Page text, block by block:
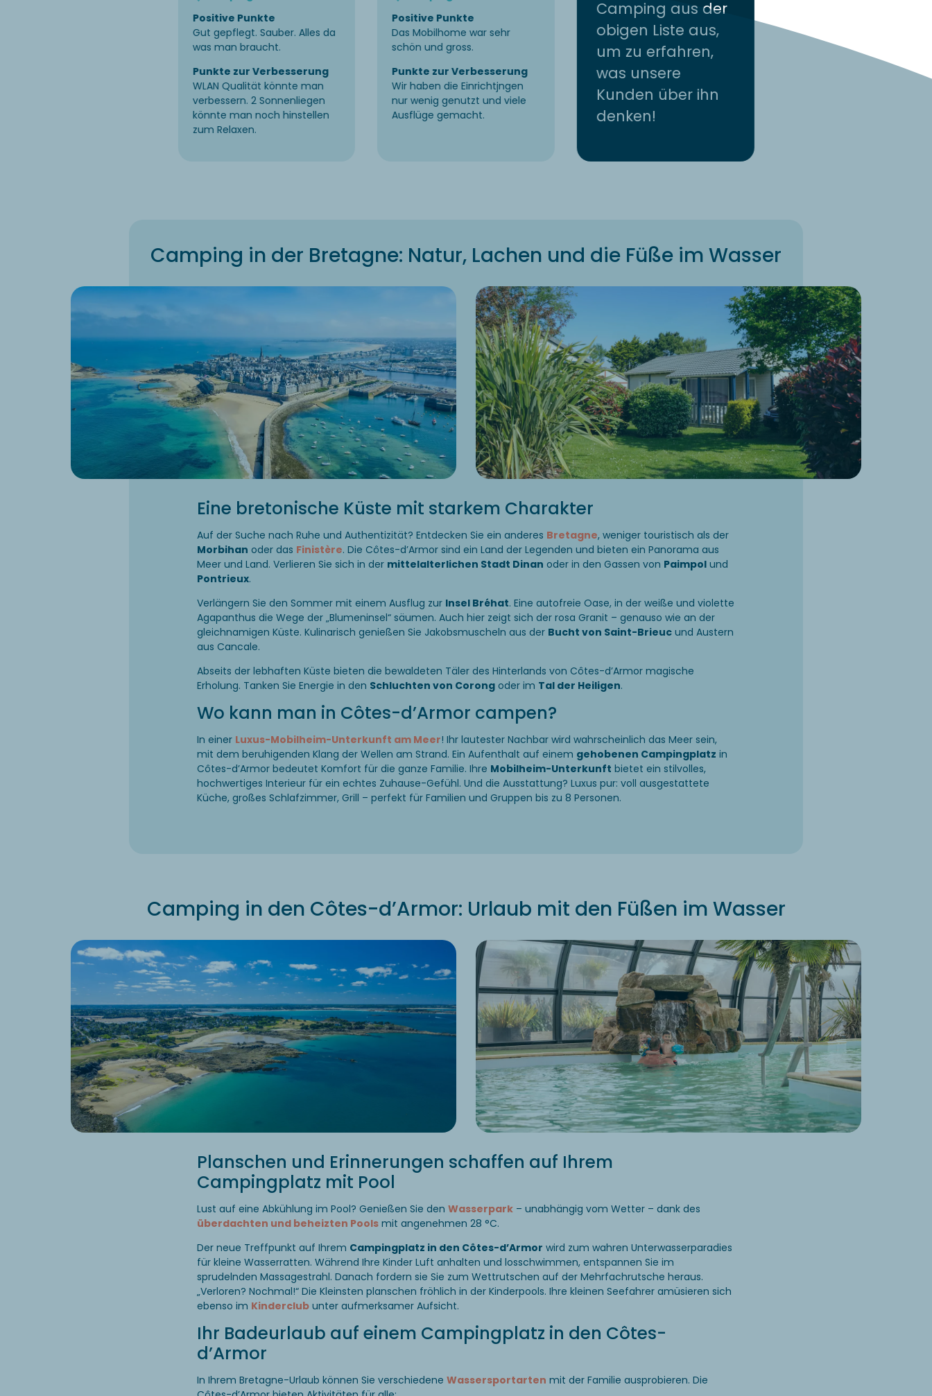
Positive Punkte
Gut gepflegt. Sauber. Alles da
was man braucht.
Punkte zur Verbesserung
WLAN Qualität könnte man
verbessern. 2 Sonnenliegen
könnte man noch hinstellen
zum Relaxen.
Positive Punkte
Das Mobilhome war sehr
schön und gross.
Punkte zur Verbesserung
Wir haben die Einrichtjngen
nur wenig genutzt und viele
Ausflüge gemacht.
Camping aus der
obigen Liste aus,
um zu erfahren,
was unsere
Kunden über ihn
denken!
Camping in der Bretagne: Natur, Lachen und die Füße im Wasser
Eine bretonische Küste mit starkem Charakter
Auf der Suche nach Ruhe und Authentizität? Entdecken Sie ein anderes Bretagne, weniger touristisch als der
Morbihan oder das Finistère. Die Côtes-d’Armor sind ein Land der Legenden und bieten ein Panorama aus
Meer und Land. Verlieren Sie sich in der mittelalterlichen Stadt Dinan oder in den Gassen von Paimpol und
Pontrieux.
Verlängern Sie den Sommer mit einem Ausflug zur Insel Bréhat. Eine autofreie Oase, in der weiße und violette
Agapanthus die Wege der „Blumeninsel“ säumen. Auch hier zeigt sich der rosa Granit – genauso wie an der
gleichnamigen Küste. Kulinarisch genießen Sie Jakobsmuscheln aus der Bucht von Saint-Brieuc und Austern
aus Cancale.
Abseits der lebhaften Küste bieten die bewaldeten Täler des Hinterlands von Côtes-d’Armor magische
Erholung. Tanken Sie Energie in den Schluchten von Corong oder im Tal der Heiligen.
Wo kann man in Côtes-d’Armor campen?
In einer Luxus-Mobilheim-Unterkunft am Meer! Ihr lautester Nachbar wird wahrscheinlich das Meer sein,
mit dem beruhigenden Klang der Wellen am Strand. Ein Aufenthalt auf einem gehobenen Campingplatz in
Côtes-d’Armor bedeutet Komfort für die ganze Familie. Ihre Mobilheim-Unterkunft bietet ein stilvolles,
hochwertiges Interieur für ein echtes Zuhause-Gefühl. Und die Ausstattung? Luxus pur: voll ausgestattete
Küche, großes Schlafzimmer, Grill – perfekt für Familien und Gruppen bis zu 8 Personen.
Camping in den Côtes-d’Armor: Urlaub mit den Füßen im Wasser
Planschen und Erinnerungen schaffen auf Ihrem
Campingplatz mit Pool
Lust auf eine Abkühlung im Pool? Genießen Sie den Wasserpark – unabhängig vom Wetter – dank des
überdachten und beheizten Pools mit angenehmen 28 °C.
Der neue Treffpunkt auf Ihrem Campingplatz in den Côtes-d’Armor wird zum wahren Unterwasserparadies
für kleine Wasserratten. Während Ihre Kinder Luft anhalten und losschwimmen, entspannen Sie im
sprudelnden Massagestrahl. Danach fordern sie Sie zum Wettrutschen auf der Mehrfachrutsche heraus.
„Verloren? Nochmal!“ Die Kleinsten planschen fröhlich in der Kinderpools. Ihre kleinen Seefahrer amüsieren sich
ebenso im Kinderclub unter aufmerksamer Aufsicht.
Ihr Badeurlaub auf einem Campingplatz in den Côtes-
d’Armor
In Ihrem Bretagne-Urlaub können Sie verschiedene Wassersportarten mit der Familie ausprobieren. Die